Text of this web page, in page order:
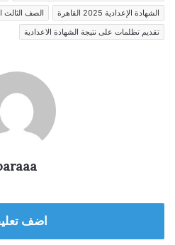
الشهادة الإعدادية 2025 القاهرة
الصف الثالث
تقديم تظلمات على نتيجة الشهادة الاعدادية
اضف